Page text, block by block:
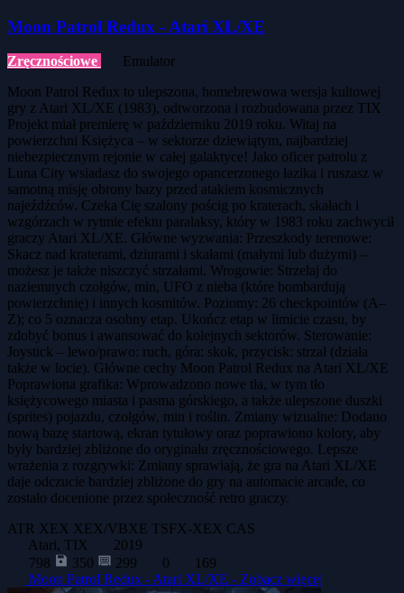
Moon Patrol Redux - Atari XL/XE
Zręcznościowe
Emulator
Moon Patrol Redux to ulepszona, homebrewowa wersja kultowej
gry z Atari XL/XE (1983), odtworzona i rozbudowana przez TIX
Projekt miał premierę w październiku 2019 roku. Witaj na
powierzchni Księżyca – w sektorze dziewiątym, najbardziej
niebezpiecznym rejonie w całej galaktyce! Jako oficer patrolu z
Luna City wsiadasz do swojego opancerzonego łazika i ruszasz w
samotną misję obrony bazy przed atakiem kosmicznych
najeźdźców. Czeka Cię szalony pościg po kraterach, skałach i
wzgórzach w rytmie efektu paralaksy, który w 1983 roku zachwycił
graczy Atari XL/XE. Główne wyzwania: Przeszkody terenowe:
Skacz nad kraterami, dziurami i skałami (małymi lub dużymi) –
możesz je także niszczyć strzałami. Wrogowie: Strzelaj do
naziemnych czołgów, min, UFO z nieba (które bombardują
powierzchnię) i innych kosmitów. Poziomy: 26 checkpointów (A–
Z); co 5 oznacza osobny etap. Ukończ etap w limicie czasu, by
zdobyć bonus i awansować do kolejnych sektorów. Sterowanie:
Joystick – lewo/prawo: ruch, góra: skok, przycisk: strzał (działa
także w locie). Główne cechy Moon Patrol Redux na Atari XL/XE
Poprawiona grafika: Wprowadzono nowe tła, w tym tło
księżycowego miasta i pasma górskiego, a także ulepszone duszki
(sprites) pojazdu, czołgów, min i roślin. Zmiany wizualne: Dodano
nową bazę startową, ekran tytułowy oraz poprawiono kolory, aby
były bardziej zbliżone do oryginału zręcznościowego. Lepsze
wrażenia z rozgrywki: Zmiany sprawiają, że gra na Atari XL/XE
daje odczucie bardziej zbliżone do gry na automacie arcade, co
zostało docenione przez społeczność retro graczy.
ATR XEX XEX/VBXE TSFX-XEX CAS
Atari, TIX
2019
798
350 299 0
169
Moon Patrol Redux - Atari XL/XE - Zobacz więcej